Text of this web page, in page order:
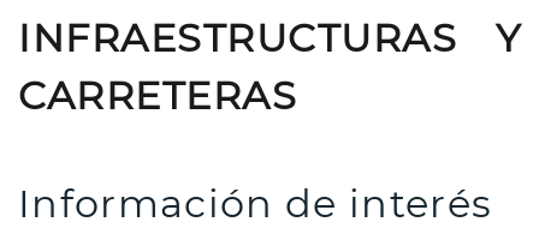
INFRAESTRUCTURAS Y
CARRETERAS
Información de interés